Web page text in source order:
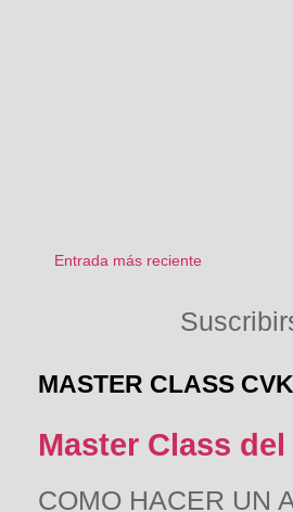
Entrada más reciente
MASTER CLASS
Master Class
COMO HACER UN